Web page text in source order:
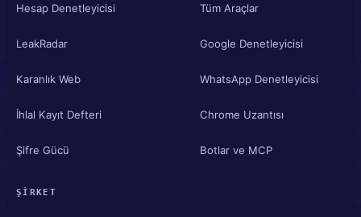
Hesap Denetleyicisi
LeakRadar
Karanlık Web
İhlal Kayıt Defteri
Şifre Gücü
Tüm Araçlar
Google Denetleyicisi
WhatsApp Denetleyicisi
Chrome Uzantısı
Botlar ve MCP
ŞIRKET